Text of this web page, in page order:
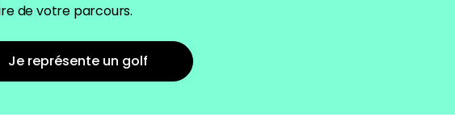
de votre parcours.
Je représente un golf